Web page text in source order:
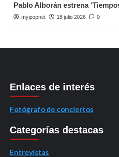
Pablo Alborán estrena
myipopnet 18 julio 2026 0
Enlaces de interés
Fotógrafo de conciertos
Categorías destacas
Entrevistas